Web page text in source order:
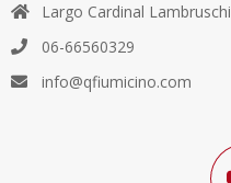
Largo Cardinal
06-66560329
info@qfiumicino.com